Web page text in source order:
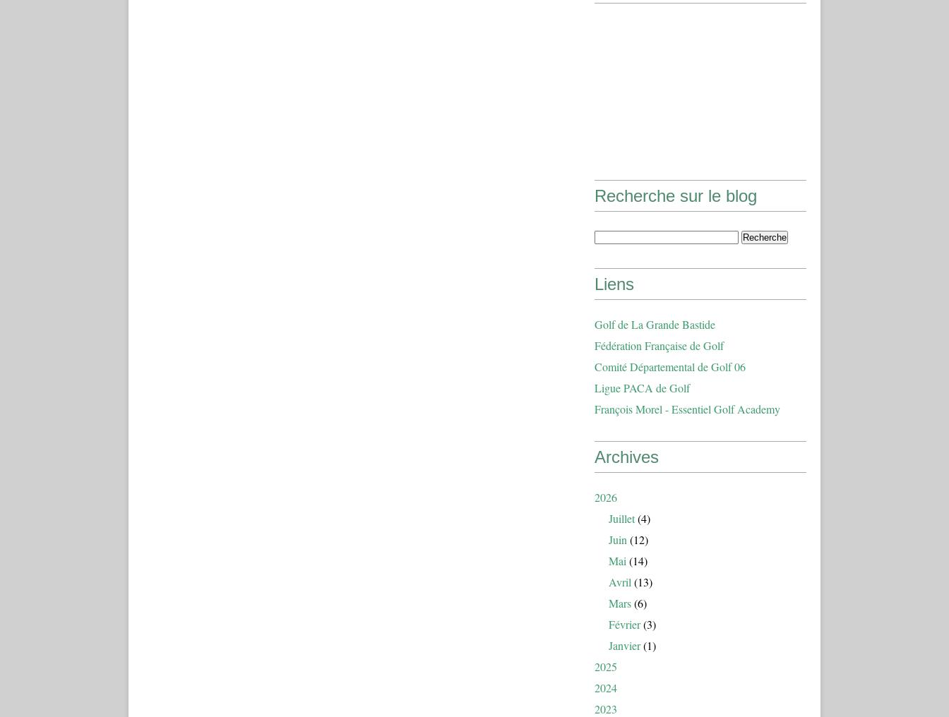
Recherche sur le blog
Liens
Golf de La Grande Bastide
Fédération Française de Golf
Comité Départemental de Golf 06
Ligue PACA de Golf
François Morel - Essentiel Golf Academy
Archives
2026
Juillet(4)
Juin (12)
Mai (14)
Avril (13)
Mars(6)
Février(3)
Janvier(1)
2025
2024
2023